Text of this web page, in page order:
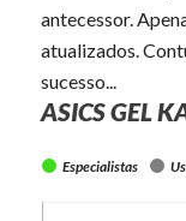
antecessor.
atualizados.
sucesso...
ASICS GEL
Especialistas